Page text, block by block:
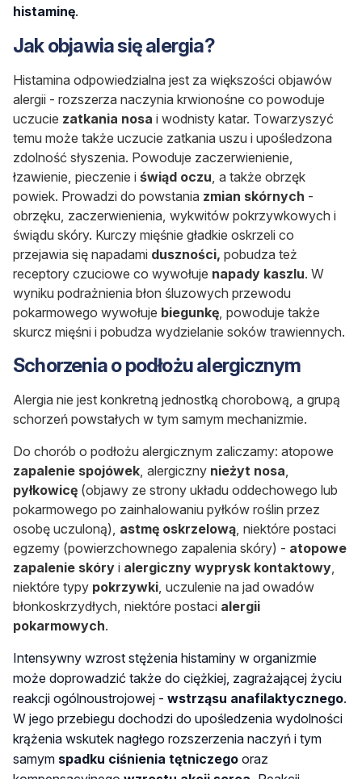
histaminę.
Jak objawia się alergia?
Histamina odpowiedzialna jest za większości objawów
alergii - rozszerza naczynia krwionośne co powoduje
uczucie zatkania nosa i wodnisty katar. Towarzyszyć
temu może także uczucie zatkania uszu i upośledzona
zdolność słyszenia. Powoduje zaczerwienienie,
łzawienie, pieczenie i świąd oczu , a także obrzęk
powiek. Prowadzi do powstania zmian skórnych -
obrzęku, zaczerwienienia, wykwitów pokrzywkowych i
świądu skóry. Kurczy mięśnie gładkie oskrzeli co
przejawia się napadami duszności, pobudza też
receptory czuciowe co wywołuje napady kaszlu. W
wyniku podrażnienia błon śluzowych przewodu
pokarmowego wywołuje biegunkę , powoduje także
skurcz mięśni i pobudza wydzielanie soków trawiennych.
Schorzenia o podłożu alergicznym
Alergia nie jest konkretną jednostką chorobową, a grupą
schorzeń powstałych w tym samym mechanizmie.
Do chorób o podłożu alergicznym zaliczamy: atopowe
zapalenie spojówek , alergiczny nieżyt nosa
pyłkowicę (objawy ze strony układu oddechowego lub
pokarmowego po zainhalowaniu pyłków roślin przez
osobę uczuloną), astmę oskrzelową , niektóre postaci
egzemy (powierzchownego zapalenia skóry) - atopowe
zapalenie skóry i alergiczny wyprysk kontaktowy
niektóre typy pokrzywki , uczulenie na jad owadów
błonkoskrzydłych, niektóre postaci alergii
pokarmowych.
Intensywny wzrost stężenia histaminy w organizmie
może doprowadzić także do ciężkiej, zagrażającej życiu
reakcji ogólnoustrojowej - wstrząsu anafilaktycznego.
W jego przebiegu dochodzi do upośledzenia wydolności
krążenia wskutek nagłego rozszerzenia naczyń i tym
samym spadku ciśnienia tętniczego oraz